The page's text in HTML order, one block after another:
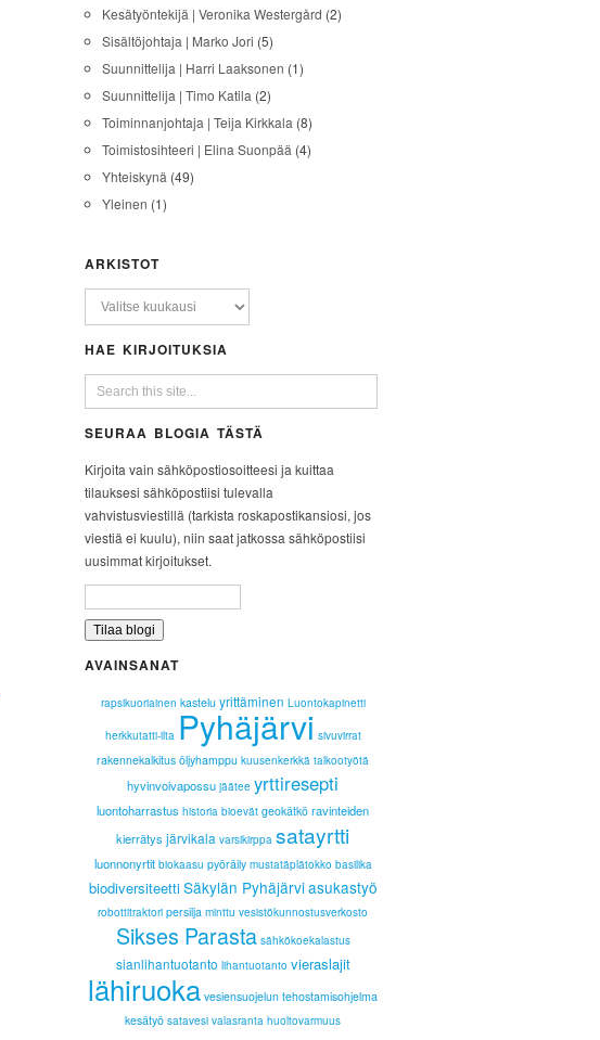
Kesätyöntekijä | Veronika Westergård (2)
Sisältöjohtaja | Marko Jori (5)
Suunnittelija | Harri Laaksonen (1)
Suunnittelija | Timo Katila (2)
Toiminnanjohtaja | Teija Kirkkala (8)
Toimistosihteeri | Elina Suonpää (4)
Yhteiskynä (49)
Yleinen (1)
ARKISTOT
HAE KIRJOITUKSIA
SEURAA BLOGIA TÄSTÄ
Kirjoita vain sähköpostiosoitteesi ja kuittaa
tilauksesi sähköpostiisi tulevalla
vahvistusviestillä (tarkista roskapostikansiosi, jos
viestiä ei kuulu), niin saat jatkossa sähköpostiisi
uusimmat kirjoitukset.
AVAINSANAT
rapsikuoriainen kastelu yrittäminen Luontokapinetti
herkkutatti-ilta Pyhäjärvi sivuvirrat
rakennekalkitus öljyhamppu kuusenkerkkä talkootyötä
hyvinvoivapossu jäätee yrttiresepti
luontoharrastus historia bioevät geokätkö ravinteiden
kierrätys järvikala varsikirppa satayrtti
luonnonyrtit biokaasu pyöräily mustatäplätokko basilika
biodiversiteettiSäkylän Pyhäjärviasukastyö
robottitraktori persilja minttu vesistökunnostusverkosto
Sikses Parasta sähkökoekalastus
sianlihantuotanto lihantuotanto vieraslajit
lähiruoka vesiensuojelun tehostamisohjelma
kesätyö satavesi valasranta huoltovarmuus